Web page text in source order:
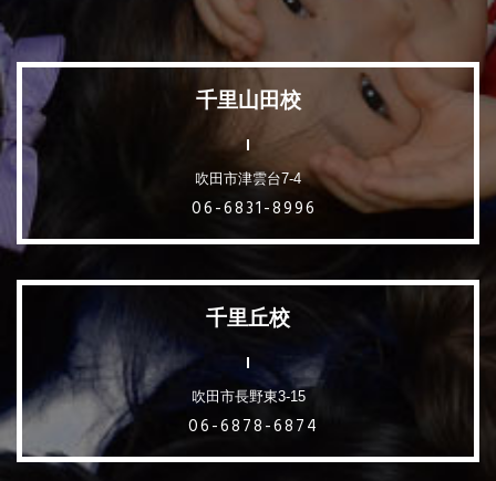
千里山田校
吹田市津雲台7-4
06-6831-8996
千里丘校
吹田市長野東3-15
06-6878-6874